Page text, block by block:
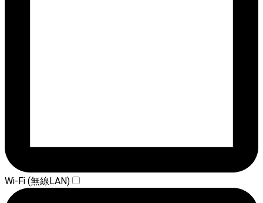
Wi-Fi (無線LAN)